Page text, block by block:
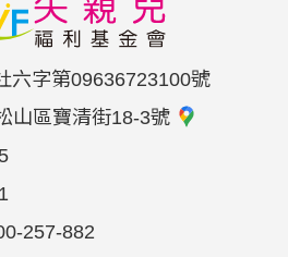
六字第09636723100號
山區寶清街18-3號
257-882